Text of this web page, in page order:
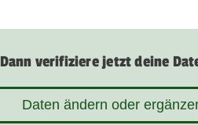
verifiziere jetzt deine
Daten ändern oder